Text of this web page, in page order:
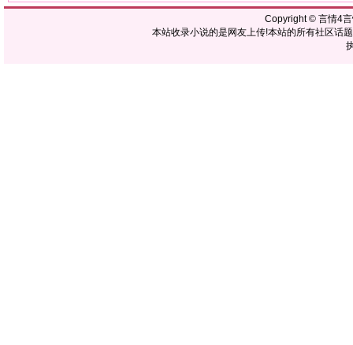
Copyright © 言情4
本站收录小说的是网友上传!本站的所有社区话